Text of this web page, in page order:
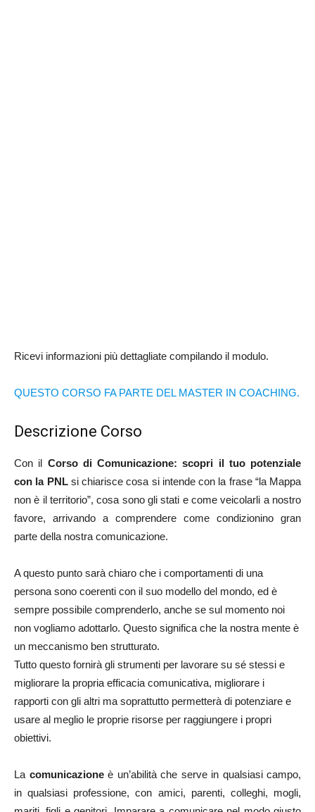
Ricevi informazioni più dettagliate compilando il modulo.
QUESTO CORSO FA PARTE DEL MASTER IN COACHING.
Descrizione Corso
Con il Corso di Comunicazione: scopri il tuo potenziale
con la PNLsi chiarisce cosa si intende con la frase “la Mappa
non è il territorio”, cosa sono gli stati e come veicolarli a nostro
favore, arrivando a comprendere come condizionino gran
parte della nostra comunicazione.
A questo punto sarà chiaro che i comportamenti di una
persona sono coerenti con il suo modello del mondo, ed è
sempre possibile comprenderlo, anche se sul momento noi
non vogliamo adottarlo. Questo significa che la nostra mente è
un meccanismo ben strutturato.
Tutto questo fornirà gli strumenti per lavorare su sé stessi e
migliorare la propria efficacia comunicativa, migliorare i
rapporti con gli altri ma soprattutto permetterà di potenziare e
usare al meglio le proprie risorse per raggiungere i propri
obiettivi.
La comunicazioneè un’abilità che serve in qualsiasi campo,
in qualsiasi professione, con amici, parenti, colleghi, mogli,